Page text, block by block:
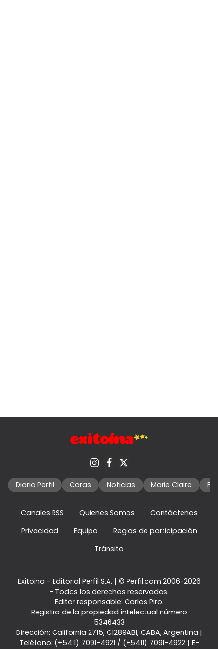
Diario Perfil Caras Noticias Marie Claire
Canales RSS Quienes Somos
Contáctenos
Privacidad
Equipo
Reglas de participación
Tránsito
Exitoina - Editorial Perfil S.A. | © Perfil.com 2006-2026
- Todos los derechos reservados.
Editor responsable: Carlos Piro.
Registro de la propiedad intelectual número
5346433
Dirección: California 2715, C1289ABI, CABA, Argentina |
Teléfono: (+5411) 7091-4921 / (+5411) 7091-4922| E-